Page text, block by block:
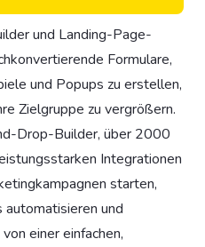
und Landing-Page-
Formulare,
und Popups zu erstellen,
Zielgruppe zu vergrößern.
Drop-Builder, über 2000
Integrationen
starten,
und
einer einfachen,